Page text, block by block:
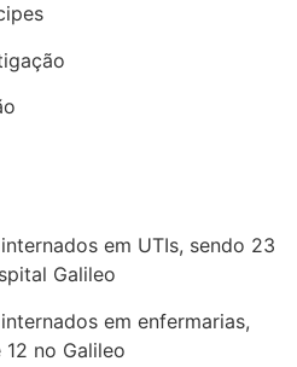
em UTIs, sendo 23
Galileo
em enfermarias,
12 no Galileo